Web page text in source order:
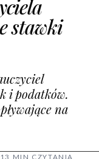
stawki
i podatków.
na
13 MIN CZYTANIA